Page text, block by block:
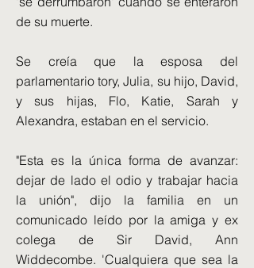
de su muerte.
Se creía que la esposa del
parlamentario tory, Julia, su hijo, David,
y sus hijas, Flo, Katie, Sarah y
Alexandra, estaban en el servicio.
"Esta es la única forma de avanzar:
dejar de lado el odio y trabajar hacia
la unión", dijo la familia en un
comunicado leído por la amiga y ex
colega de Sir David, Ann
Widdecombe. 'Cualquiera que sea la